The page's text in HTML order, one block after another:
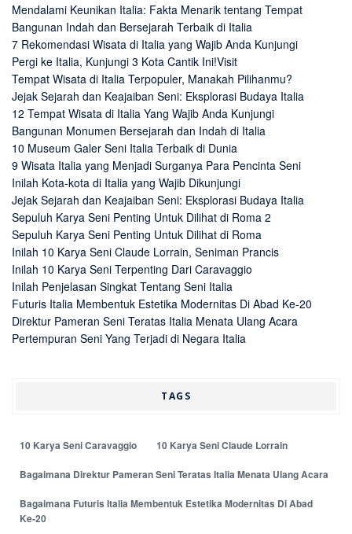
Mendalami Keunikan Italia: Fakta Menarik tentang Tempat
Bangunan Indah dan Bersejarah Terbaik di Italia
7 Rekomendasi Wisata di Italia yang Wajib Anda Kunjungi
Pergi ke Italia, Kunjungi 3 Kota Cantik Ini!Visit
Tempat Wisata di Italia Terpopuler, Manakah Pilihanmu?
Jejak Sejarah dan Keajaiban Seni: Eksplorasi Budaya Italia
12 Tempat Wisata di Italia Yang Wajib Anda Kunjungi
Bangunan Monumen Bersejarah dan Indah di Italia
10 Museum Galer Seni Italia Terbaik di Dunia
9 Wisata Italia yang Menjadi Surganya Para Pencinta Seni
Inilah Kota-kota di Italia yang Wajib Dikunjungi
Jejak Sejarah dan Keajaiban Seni: Eksplorasi Budaya Italia
Sepuluh Karya Seni Penting Untuk Dilihat di Roma 2
Sepuluh Karya Seni Penting Untuk Dilihat di Roma
Inilah 10 Karya Seni Claude Lorrain, Seniman Prancis
Inilah 10 Karya Seni Terpenting Dari Caravaggio
Inilah Penjelasan Singkat Tentang Seni Italia
Futuris Italia Membentuk Estetika Modernitas Di Abad Ke-20
Direktur Pameran Seni Teratas Italia Menata Ulang Acara
Pertempuran Seni Yang Terjadi di Negara Italia
TAGS
10 Karya Seni Caravaggio 10 Karya Seni Claude Lorrain
Bagaimana Direktur Pameran Seni Teratas Italia Menata Ulang Acara
Bagaimana Futuris Italia Membentuk Estetika Modernitas Di Abad
Ke-20